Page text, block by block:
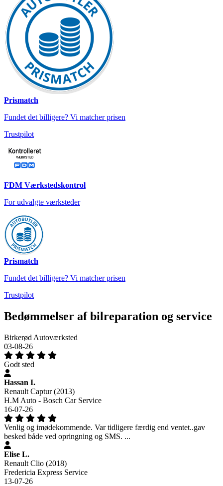
Prismatch
Fundet det billigere? Vi matcher prisen
Trustpilot
FDM Værkstedskontrol
For udvalgte værksteder
Prismatch
Fundet det billigere? Vi matcher prisen
Trustpilot
Bedømmelser af bilreparation og service
Birkerød Autoværksted
03-08-26
Godt sted
Hassan I.
Renault Captur (2013)
H.M Auto - Bosch Car Service
16-07-26
Venlig og imødekommende. Var tidligere færdig end ventet..gav
besked både ved opringning og SMS. ...
Elise L.
Renault Clio (2018)
Fredericia Express Service
13-07-26